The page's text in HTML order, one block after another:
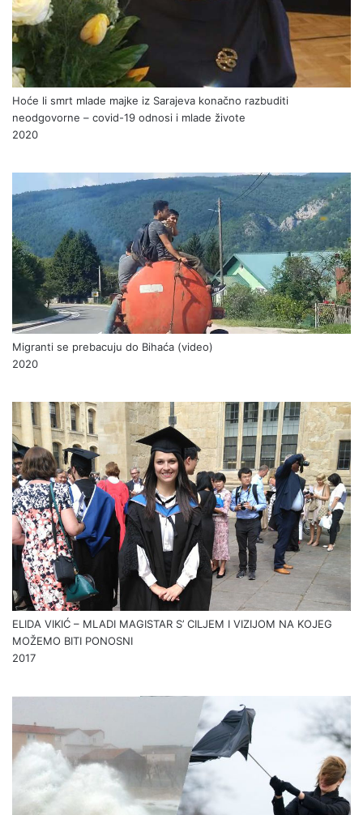
Hoće li smrt mlade majke iz Sarajeva konačno razbuditi
neodgovorne – covid-19 odnosi i mlade živote
2020
Migranti se prebacuju do Bihaća (video)
2020
ELIDA VIKIĆ – MLADI MAGISTAR S’ CILJEM I VIZIJOM NA KOJEG
MOŽEMO BITI PONOSNI
2017